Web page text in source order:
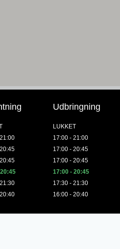
Udbringning
LUKKET
17:00 - 21:00
17:00 - 20:45
17:00 - 20:45
17:00 - 20:45
17:30 - 21:30
16:00 - 20:40